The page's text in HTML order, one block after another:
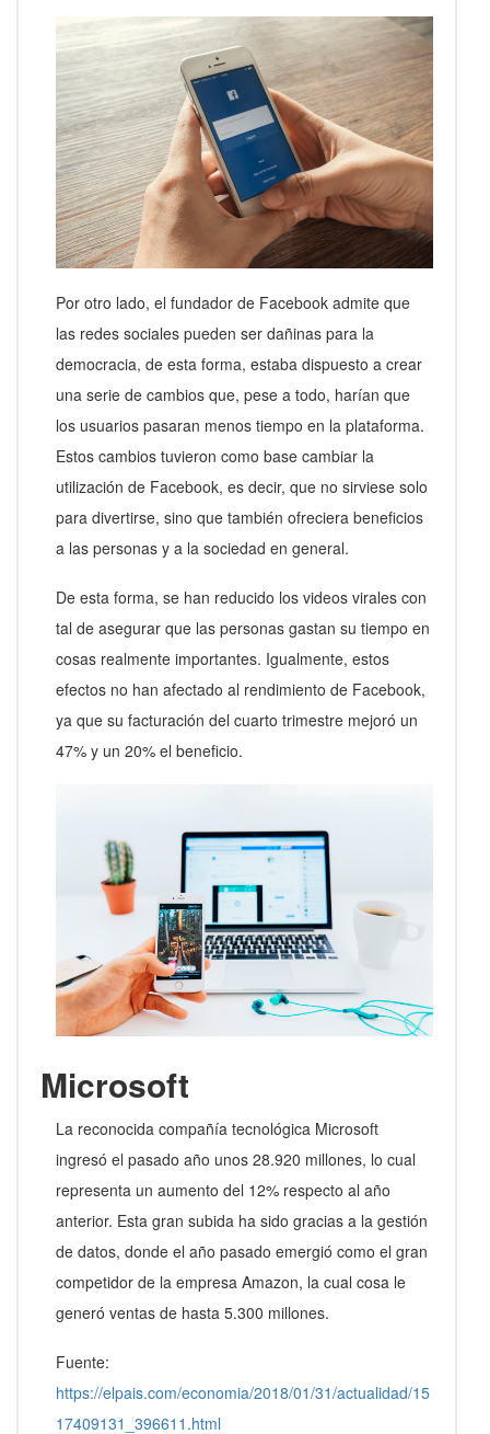
Por otro lado, el fundador de Facebook admite que
las redes sociales pueden ser dañinas para la
democracia, de esta forma, estaba dispuesto a crear
una serie de cambios que, pese a todo, harían que
los usuarios pasaran menos tiempo en la plataforma.
Estos cambios tuvieron como base cambiar la
utilización de Facebook, es decir, que no sirviese solo
para divertirse, sino que también ofreciera beneficios
a las personas y a la sociedad en general.
De esta forma, se han reducido los videos virales con
tal de asegurar que las personas gastan su tiempo en
cosas realmente importantes. Igualmente, estos
efectos no han afectado al rendimiento de Facebook,
ya que su facturación del cuarto trimestre mejoró un
47% y un 20% el beneficio.
Microsoft
La reconocida compañía tecnológica Microsoft
ingresó el pasado año unos 28.920 millones, lo cual
representa un aumento del 12% respecto al año
anterior. Esta gran subida ha sido gracias a la gestión
de datos, donde el año pasado emergió como el gran
competidor de la empresa Amazon, la cual cosa le
generó ventas de hasta 5.300 millones.
Fuente:
https://elpais.com/economia/2018/01/31/actualidad/15
17409131_396611.html